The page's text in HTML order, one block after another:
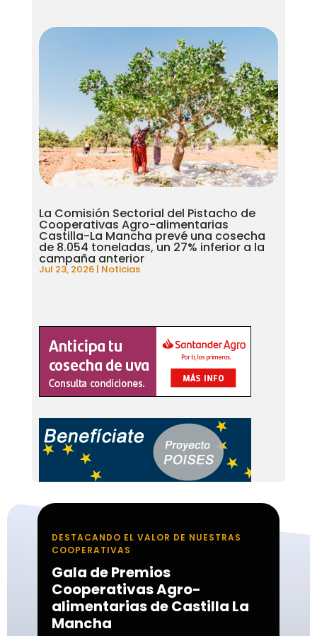
La Comisión Sectorial del Pistacho de
Cooperativas Agro-alimentarias
Castilla-La Mancha prevé una cosecha
de 8.054 toneladas, un 27% inferior a la
campaña anterior
Jul 23, 2026| Noticias
DESTACANDO EL VALOR DE NUESTRAS
COOPERATIVAS
Gala de Premios
Cooperativas Agro-
alimentarias de Castilla La
Mancha